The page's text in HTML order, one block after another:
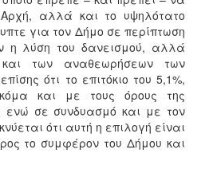
Αρχή, αλλά και το υψηλότατο
για τον Δήμο σε περίπτωση
η λύση του δανεισμού, αλλά
των αναθεωρήσεων των
ότι το επιτόκιο του 5,1%,
και με τους όρους της
ενώ σε συνδυασμό και με τον
ότι αυτή η επιλογή είναι
το συμφέρον του Δήμου και